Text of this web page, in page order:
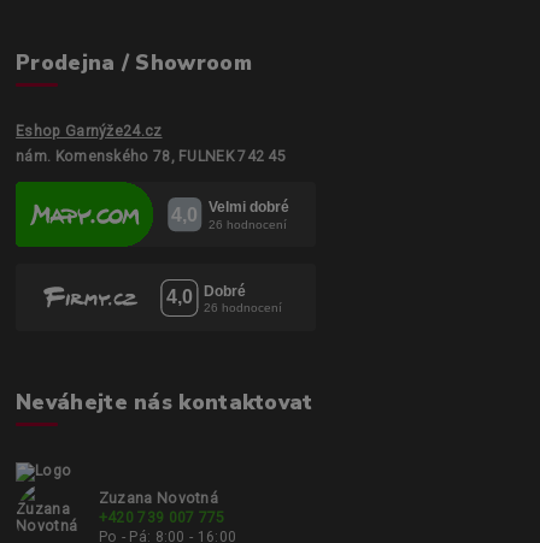
Prodejna / Showroom
Eshop Garnýže24.cz
nám. Komenského 78, FULNEK 742 45
Neváhejte nás kontaktovat
Zuzana Novotná
+420 739 007 775
Po - Pá: 8:00 - 16:00